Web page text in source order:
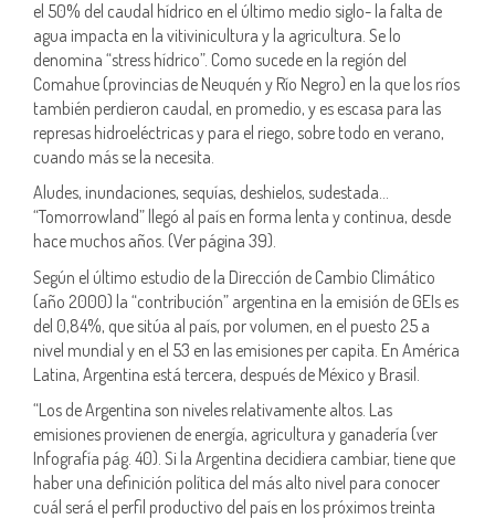
el 50% del caudal hídrico en el último medio siglo- la falta de
agua impacta en la vitivinicultura y la agricultura. Se lo
denomina “stress hídrico”. Como sucede en la región del
Comahue (provincias de Neuquén y Río Negro) en la que los ríos
también perdieron caudal, en promedio, y es escasa para las
represas hidroeléctricas y para el riego, sobre todo en verano,
cuando más se la necesita.
Aludes, inundaciones, sequías, deshielos, sudestada…
“Tomorrowland” llegó al país en forma lenta y continua, desde
hace muchos años. (Ver página 39).
Según el último estudio de la Dirección de Cambio Climático
(año 2000) la “contribución” argentina en la emisión de GEIs es
del 0,84%, que sitúa al país, por volumen, en el puesto 25 a
nivel mundial y en el 53 en las emisiones per capita. En América
Latina, Argentina está tercera, después de México y Brasil.
“Los de Argentina son niveles relativamente altos. Las
emisiones provienen de energía, agricultura y ganadería (ver
Infografía pág. 40). Si la Argentina decidiera cambiar, tiene que
haber una definición política del más alto nivel para conocer
cuál será el perfil productivo del país en los próximos treinta